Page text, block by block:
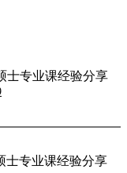
士专业课经验分享
士专业课经验分享